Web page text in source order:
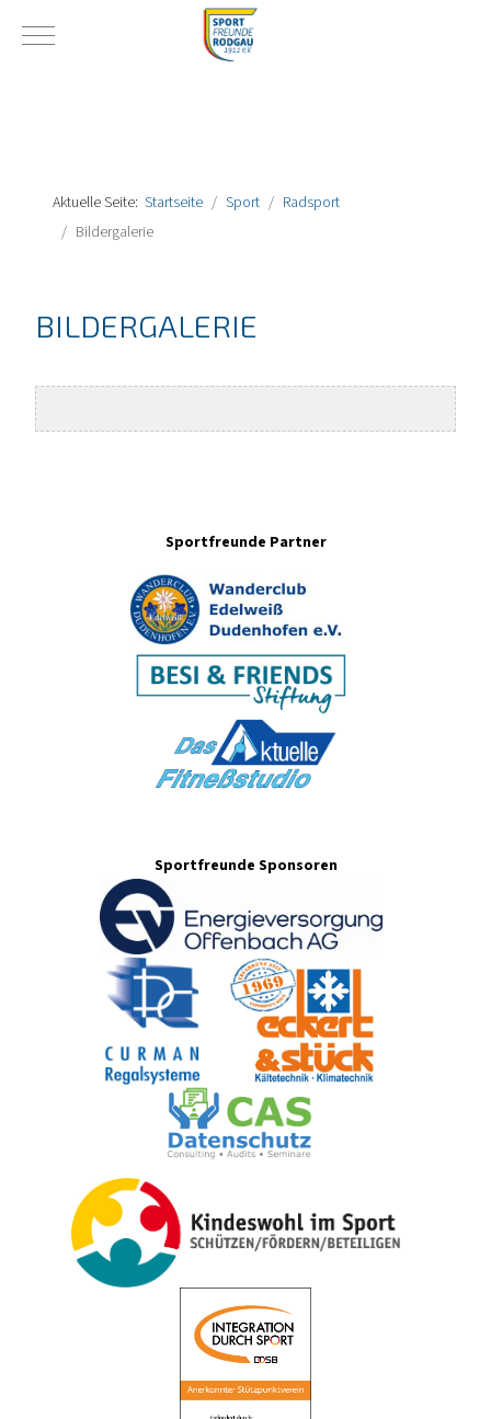
Mobile Menu Toggle
Aktuelle Seite: Startseite Sport
Radsport
Bildergalerie
BILDERGALERIE
Sportfreunde Partner
Sportfreunde Sponsoren